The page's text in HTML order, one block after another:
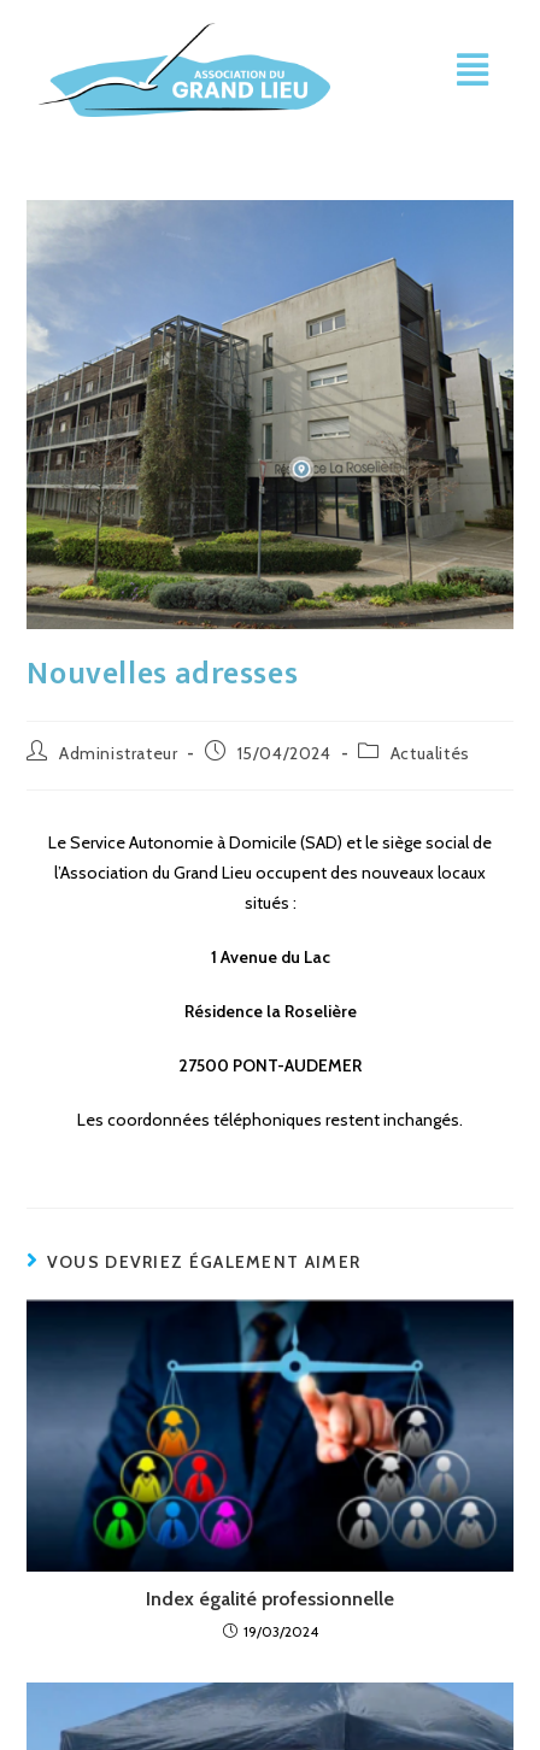
Nouvelles adresses
Administrateur 15/04/2024 Actualités
Le Service Autonomie à Domicile (SAD) et le siège social de
l’Association du Grand Lieu occupent des nouveaux locaux
situés :
1 Avenue du Lac
Résidence la Roselière
27500 PONT-AUDEMER
Les coordonnées téléphoniques restent inchangés.
VOUS DEVRIEZ ÉGALEMENT AIMER
Index égalité professionnelle
19/03/2024